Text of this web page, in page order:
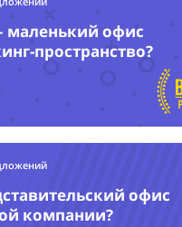
маленький офис
пространство?
офис
компании?